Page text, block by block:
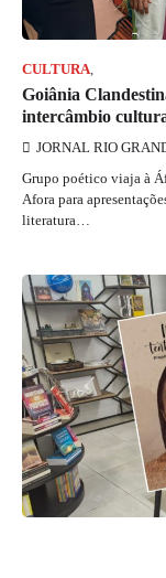
CULTURA,
Goiânia
intercâmbio
JORNAL RIO
Grupo poético viaja à
Afora para
literatura…